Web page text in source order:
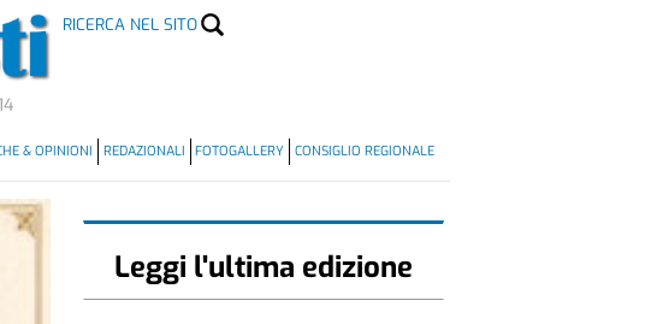
RICERCA NEL SITO
& OPINIONI REDAZIONALI FOTOGALLERY CONSIGLIO REGIONALE
Leggi l'ultima edizione